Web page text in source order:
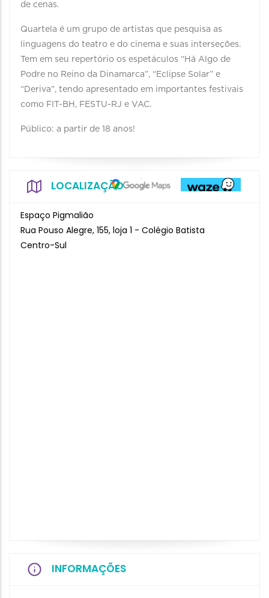
de cenas.
Quartela é um grupo de artistas que pesquisa as
linguagens do teatro e do cinema e suas interseções.
Tem em seu repertório os espetáculos “Há Algo de
Podre no Reino da Dinamarca”, “Eclipse Solar” e
“Deriva”, tendo apresentado em importantes festivais
como FIT-BH, FESTU-RJ e VAC.
Público: a partir de 18 anos!
LOCALIZAÇÃO
Espaço Pigmalião
Rua Pouso Alegre, 155, loja 1 - Colégio Batista
Centro-Sul
INFORMAÇÕES